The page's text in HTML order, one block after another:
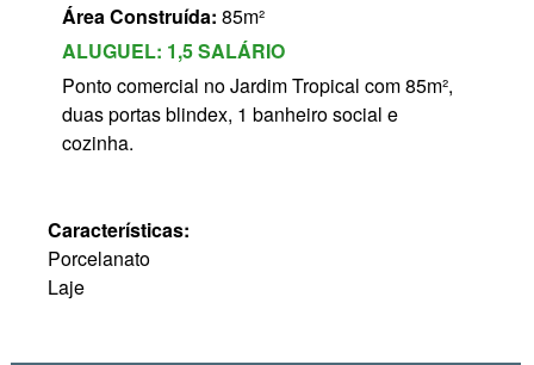
Área Construída: 85m²
ALUGUEL: 1,5 SALÁRIO
Ponto comercial no Jardim Tropical com 85m²,
duas portas blindex, 1 banheiro social e
cozinha.
Características:
Porcelanato
Laje